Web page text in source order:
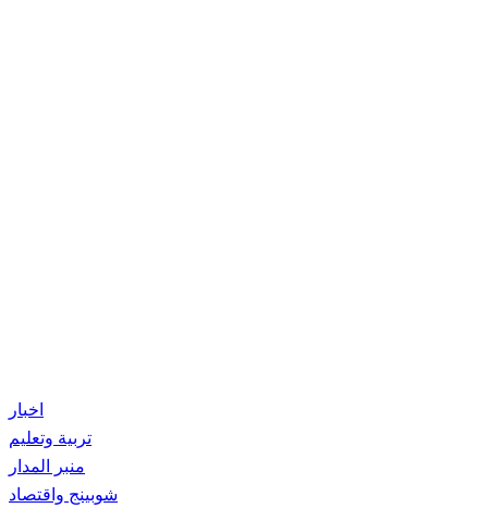
اخبار
تربية وتعليم
منبر المدار
شوبينج واقتصاد